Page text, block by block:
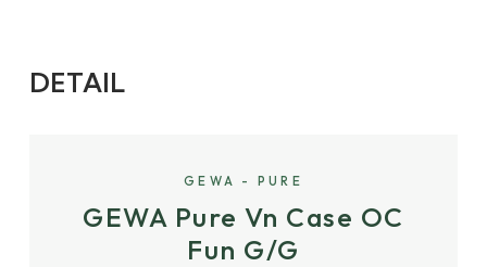
DETAIL
GEWA - PURE
GEWA Pure Vn Case OC
Fun G/G